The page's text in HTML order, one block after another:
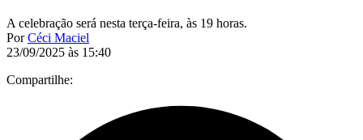
A celebração será nesta terça-feira, às 19 horas.
PorCéci Maciel
23/09/2025 às 15:40
Compartilhe: